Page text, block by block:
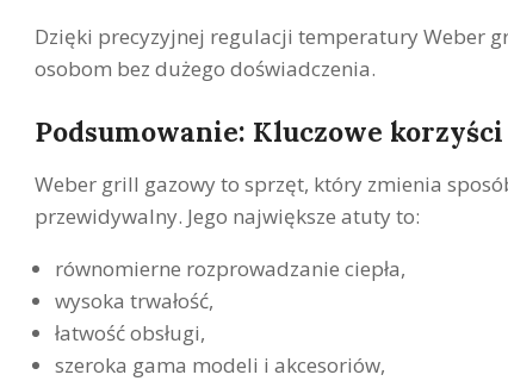
Dzięki precyzyjnej regulacji temperatury Weber
osobom bez dużego doświadczenia.
Podsumowanie: Kluczowe
Weber grill gazowy to sprzęt, który zmienia
przewidywalny. Jego największe atuty to:
równomierne rozprowadzanie ciepła,
wysoka trwałość,
łatwość obsługi,
szeroka gama modeli i akcesoriów,